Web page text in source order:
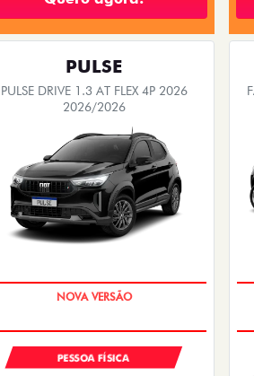
De: R$ 162.490,00
R$ 146.290,00
Quero agora!
CRONOS
CRONOS DRIVE 1.3 FLEX 4P 2026
2025/2026